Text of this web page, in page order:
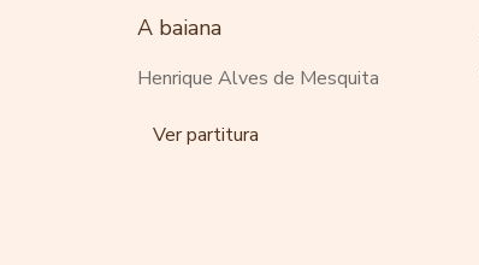
A baiana
Henrique Alves de Mesquita
Ver partitura